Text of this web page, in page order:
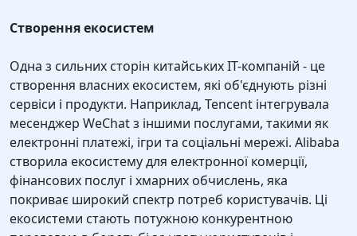
Створення екосистем
Одна з сильних сторін китайських IT-компаній - це
створення власних екосистем, які об'єднують різні
сервіси і продукти. Наприклад, Tencent інтегрувала
месенджер WeChat з іншими послугами, такими як
електронні платежі, ігри та соціальні мережі. Alibaba
створила екосистему для електронної комерції,
фінансових послуг і хмарних обчислень, яка
покриває широкий спектр потреб користувачів. Ці
екосистеми стають потужною конкурентною